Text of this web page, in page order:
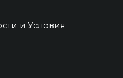
и Условия